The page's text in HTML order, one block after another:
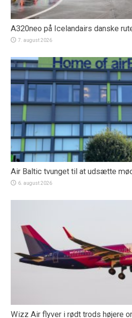
A320neo på Icelandairs danske
7. august 2026
Air Baltic tvunget til at udsætte
6. august 2026
Wizz Air flyver i rødt trods højere